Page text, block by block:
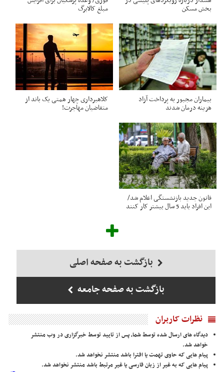
بخش مسکن مبلغ کالابرگ
بیماران مجبور به پرداخت آزاد
هزینه درمان شدند
کلاهبرداری چهار همتی یک باند از
متقاضیان مهاجرت!
قانون جدید بازنشستگی اعلام شد/
این افراد باید 5 سال بیشتر کار کنند
بازگشت به صفحه اصلی
بازگشت به صفحه جامعه
نظرات کاربران
دیدگاه های ارسال شده توسط شما، پس از تایید توسط خبرگزاری در وب منتشر
خواهد شد.
پیام هایی که حاوی تهمت یا افترا باشد منتشر نخواهد شد.
پیام هایی که به غیر از زبان فارسی یا غیر مرتبط باشد منتشر نخواهد شد.